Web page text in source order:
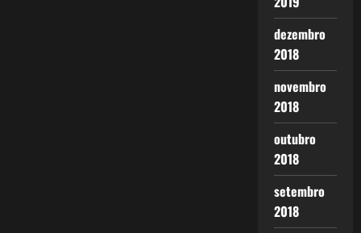
dezembro
2018
novembro
2018
outubro
2018
setembro
2018